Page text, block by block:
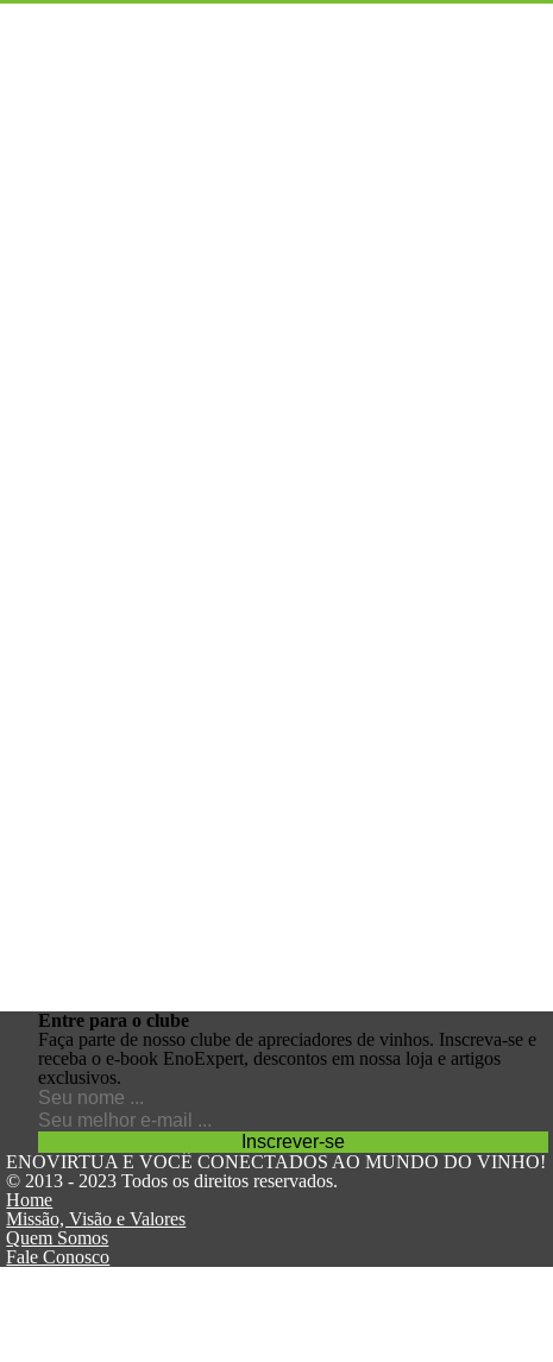
Entre para oclube
Faça parte de nosso clube de apreciadores de vinhos. Inscreva-se e
receba o e-book EnoExpert, descontos em nossa loja e artigos
exclusivos.
ENOVIRTUA E VOCÊ CONECTADOS AO MUNDO DO VINHO!
© 2013 - 2023 Todos os direitos reservados.
Home
Missão, Visão e Valores
Quem Somos
Fale Conosco